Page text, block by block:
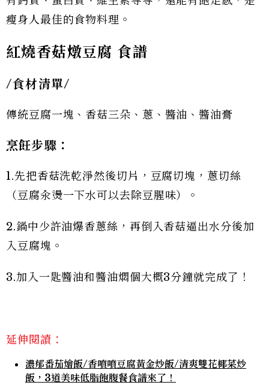
瘦身人最佳的食物料理。
紅燒香菇燉豆腐 食譜
/食材清單/
傳統豆腐一塊、香菇三朵、蔥、醬油、醬油膏
烹飪步驟：
1.先把香菇洗乾淨然後切片，豆腐切塊，蔥切絲
（豆腐汆燙一下水可以去除豆腥味）。
2.鍋中少許油爆香蔥絲，再倒入香菇逼出水分後加
入豆腐塊。
3.加入一匙醬油和醬油燜個大概3分鐘就完成了！
延伸閱讀：
濃郁番茄燴飯/香噴噴豆腐黃金炒飯/清爽雙花椰菜炒
飯，3道美味低脂飽腹餐食譜來了！